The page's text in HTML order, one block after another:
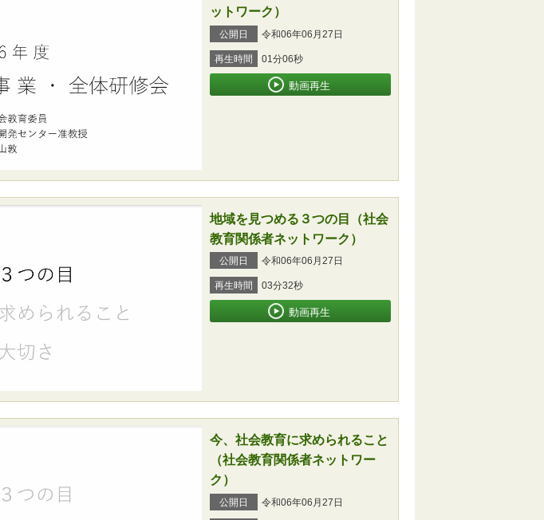
ットワーク）
公開日 令和06年06月27日
再生時間 01分06秒
動画再生
地域を見つめる３つの目（社会
教育関係者ネットワーク）
公開日 令和06年06月27日
再生時間 03分32秒
動画再生
今、社会教育に求められること
（社会教育関係者ネットワー
ク）
公開日 令和06年06月27日